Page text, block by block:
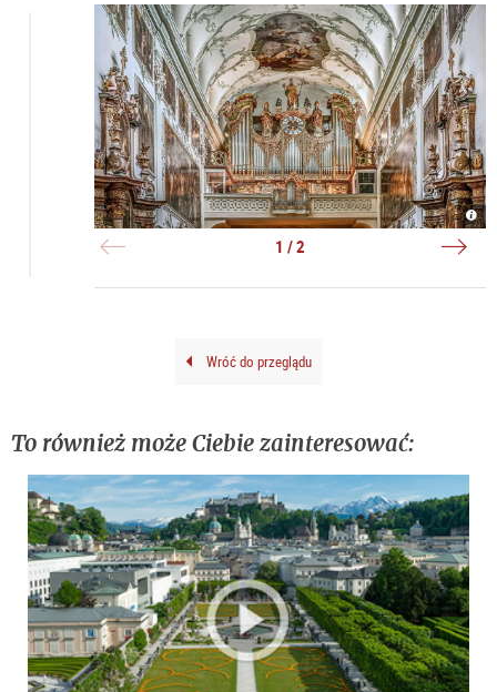
|
1 / 2
Wróć do przeglądu
To również może Ciebie zainteresować: